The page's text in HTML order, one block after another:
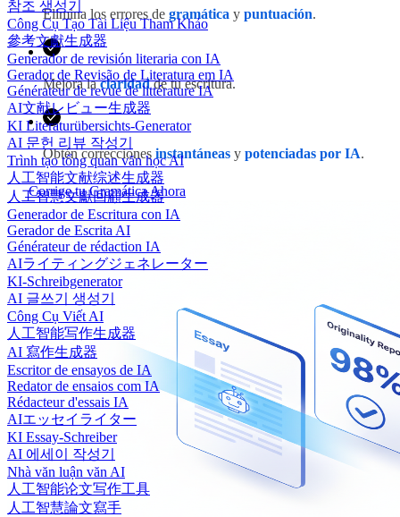
참조 생성기
Công Cụ Tạo Tài Liệu Tham Khảo
參考文獻生成器
Generador de revisión literaria con IA
Gerador de Revisão de Literatura em IA
Générateur de revue de littérature IA
AI文献レビュー生成器
KI Literaturübersichts-Generator
AI 문헌 리뷰 작성기
Trình tạo tổng quan văn học AI
人工智能文献综述生成器
人工智慧文獻回顧生成器
Generador de Escritura con IA
Gerador de Escrita AI
Générateur de rédaction IA
AIライティングジェネレーター
KI-Schreibgenerator
AI 글쓰기 생성기
Công Cụ Viết AI
人工智能写作生成器
AI 寫作生成器
Escritor de ensayos de IA
Redator de ensaios com IA
Rédacteur d'essais IA
AIエッセイライター
KI Essay-Schreiber
AI 에세이 작성기
Nhà văn luận văn AI
人工智能论文写作工具
人工智慧論文寫手
Elimina los errores de gramática y puntuación.
Mejora laclaridadde tu escritura.
Obtén correcciones instantáneas y potenciadas por IA.
Corrige tu Gramática Ahora